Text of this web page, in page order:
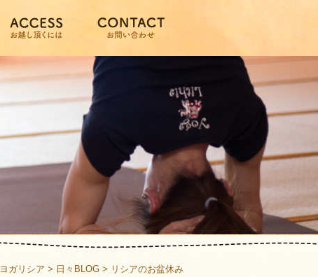
ヨガリシア > 日々BLOG > リシアのお盆休み